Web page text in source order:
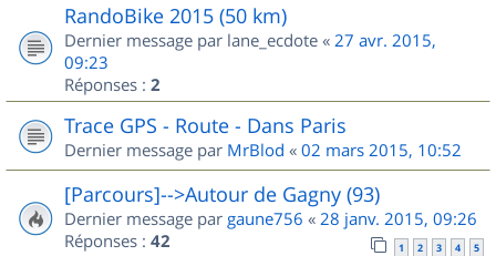
RandoBike 2015 (50 km)
Dernier message par lane_ecdote « 27 avr. 2015,
09:23
Réponses : 2
Trace GPS - Route - Dans Paris
Dernier message par MrBlod « 02 mars 2015, 10:52
[Parcours]-->Autour de Gagny (93)
Dernier message par gaune756 « 28 janv. 2015, 09:26
Réponses : 42 1 2 3 4 5